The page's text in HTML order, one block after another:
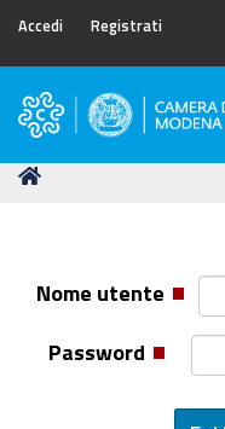
Accedi Registrati
Camera
Commercio
Tu
Nome utente
Password